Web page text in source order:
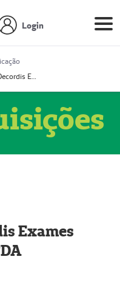
Login
Prestador Decordis Exames Cardiológicos LTDA (51004346-0)
Exames